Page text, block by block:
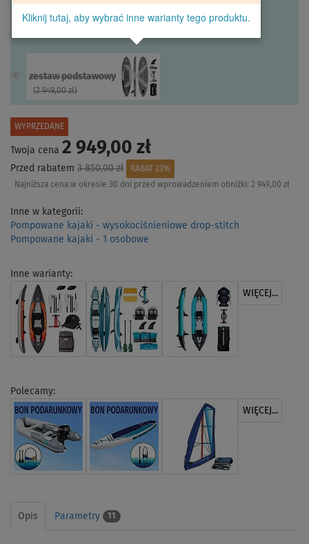
Kliknij tutaj, aby wybrać inne warianty tego produktu.
zestaw podstawowy
(2 949,00 zł)
WYPRZEDANE
Twoja cena 2 949,00 zł
Przed rabatem 3 850,00 zł
RABAT 23%
Najniższa cena w okresie 30 dni przed wprowadzeniem obniżki: 2 949,00 zł
Inne w kategorii:
Pompowane kajaki - wysokociśnieniowe drop-stitch
Pompowane kajaki - 1 osobowe
Inne warianty:
WIĘCEJ...
Polecamy:
WIĘCEJ...
Opis Parametry 11